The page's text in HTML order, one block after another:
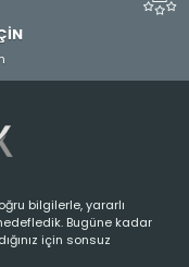
bilgilerle, yararlı
Bugüne kadar
için sonsuz